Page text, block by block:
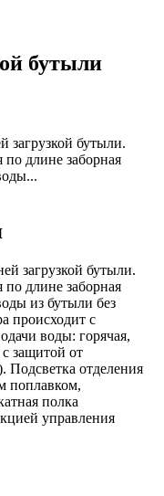
бутыли
загрузкой бутыли.
по длине заборная
загрузкой бутыли.
по длине заборная
из бутыли без
происходит с
воды: горячая,
защитой от
Подсветка отделения
поплавком,
полка
управления